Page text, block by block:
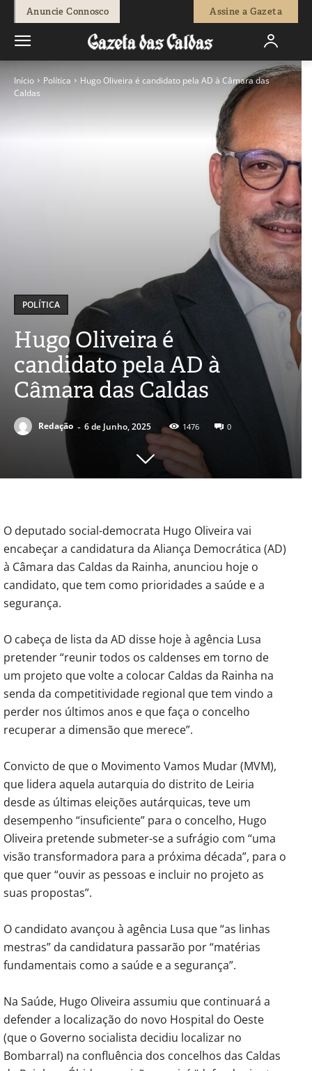
Anuncie Connosco Assine a Gazeta
Início Política
Hugo Oliveira é candidato pela AD à Câmara das
Caldas
POLÍTICA
Hugo Oliveira é
candidato pela AD à
Câmara das Caldas
Redação - 6 de Junho, 2025 1476 0
O deputado social-democrata Hugo Oliveira vai
encabeçar a candidatura da Aliança Democrática (AD)
à Câmara das Caldas da Rainha, anunciou hoje o
candidato, que tem como prioridades a saúde e a
segurança.
O cabeça de lista da AD disse hoje à agência Lusa
pretender “reunir todos os caldenses em torno de
um projeto que volte a colocar Caldas da Rainha na
senda da competitividade regional que tem vindo a
perder nos últimos anos e que faça o concelho
recuperar a dimensão que merece”.
Convicto de que o Movimento Vamos Mudar (MVM),
que lidera aquela autarquia do distrito de Leiria
desde as últimas eleições autárquicas, teve um
desempenho “insuficiente” para o concelho, Hugo
Oliveira pretende submeter-se a sufrágio com “uma
visão transformadora para a próxima década”, para o
que quer “ouvir as pessoas e incluir no projeto as
suas propostas”.
O candidato avançou à agência Lusa que “as linhas
mestras” da candidatura passarão por “matérias
fundamentais como a saúde e a segurança”.
Na Saúde, Hugo Oliveira assumiu que continuará a
defender a localização do novo Hospital do Oeste
(que o Governo socialista decidiu localizar no
Bombarral) na confluência dos concelhos das Caldas